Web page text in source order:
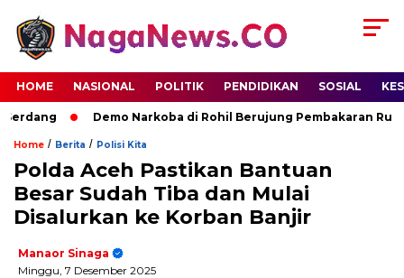
HOME NASIONAL POLITIK PENDIDIKAN SOSIAL
Demo Narkoba di Rohil Berujung Pembakaran
Home / Berita / Polisi Kita
Polda Aceh Pastikan Bantuan
Besar Sudah Tiba dan Mulai
Disalurkan ke Korban Banjir
Manaor Sinaga
Minggu, 7 Desember 2025